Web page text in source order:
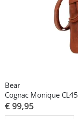
Bear
Cognac Monique
€ 99,95